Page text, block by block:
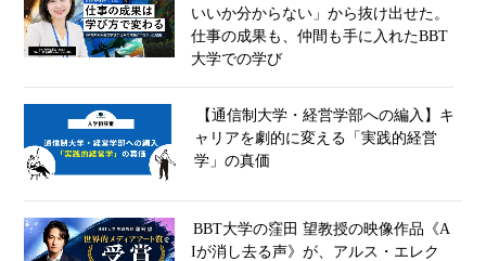
いいか分からない」から抜け出せた。
仕事の成果も、仲間も手に入れたBBT
大学での学び
【通信制大学・経営学部への編入】キ
ャリアを劇的に変える「実践的経営
学」の真価
BBT大学の窪田 望教授の映像作品《A
Iが消し去る声》が、アルス・エレク